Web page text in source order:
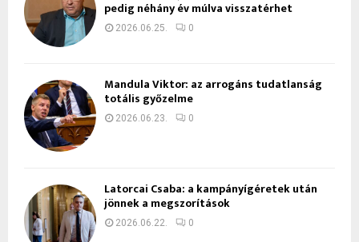
pedig néhány év múlva visszatérhet
2026.06.25. 0
Mandula Viktor: az arrogáns tudatlanság
totális győzelme
2026.06.23. 0
Latorcai Csaba: a kampányígéretek után
jönnek a megszorítások
2026.06.22. 0